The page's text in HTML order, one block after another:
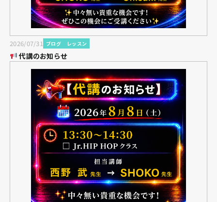
2026/07/31 ブログ レッスン
代講のお知らせ